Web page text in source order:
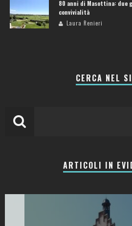
80 anni di Masottina: due
convivialità
Laura Renieri
CERCA NEL
ARTICOLI IN